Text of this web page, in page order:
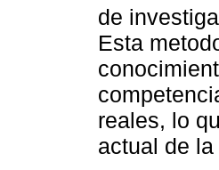
de
Esta
reales, lo
actual de